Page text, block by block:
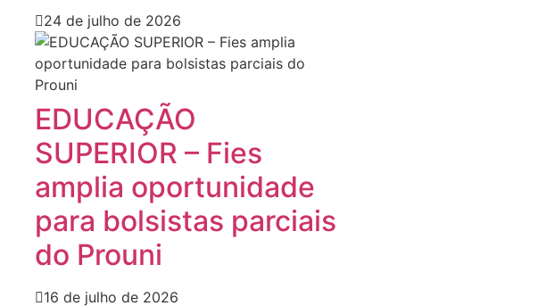
24 de julho de 2026
EDUCAÇÃO
SUPERIOR – Fies
amplia oportunidade
para bolsistas parciais
do Prouni
16 de julho de 2026